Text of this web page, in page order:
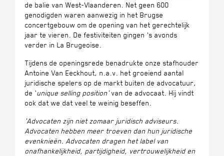
de balie van West-Vlaanderen. Net geen 600
genodigden waren aanwezig in het Brugse
concertgebouw om de opening van het gerechtelijk
jaar te vieren. De festiviteiten gingen 's avonds
verder in La Brugeoise.
Tijdens de openingsrede benadrukte onze stafhouder
Antoine Van Eeckhout, n.a.v. het groeiend aantal
juridische spelers op de markt buiten de advocatuur,
de 'unique selling position'van de advocaat. Hij vindt
ook dat we dat veel te weinig beseffen.
'Advocaten zijn niet zomaar juridisch adviseurs.
Advocaten hebben meer troeven dan hun juridische
evenknieën. Advocaten dragen het label van
onafhankelijkheid, partijdigheid, vertrouwelijkheid en